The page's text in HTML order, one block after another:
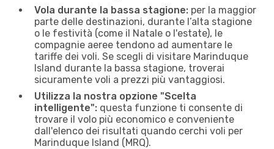
Vola durante la bassa stagione: per la maggior
parte delle destinazioni, durante l’alta stagione
o le festività (come il Natale o l'estate), le
compagnie aeree tendono ad aumentare le
tariffe dei voli. Se scegli di visitare Marinduque
Island durante la bassa stagione, troverai
sicuramente voli a prezzi più vantaggiosi.
Utilizza la nostra opzione "Scelta
intelligente": questa funzione ti consente di
trovare il volo più economico e conveniente
dall'elenco dei risultati quando cerchi voli per
Marinduque Island (MRQ).